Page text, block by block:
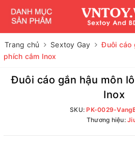
Trang chủ Sextoy Gay
Đuôi cáo
phích cắm Inox
Đuôi cáo gắn hậu môn
Inox
SKU:PK-0029-
Thương hiệu: